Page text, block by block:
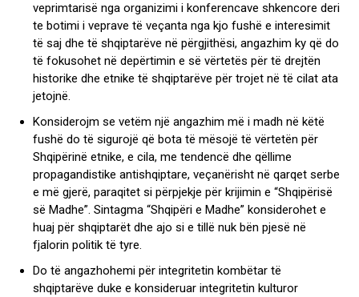
veprimtarisë nga organizimi i konferencave shkencore deri
te botimi i veprave të veçanta nga kjo fushë e interesimit
të saj dhe të shqiptarëve në përgjithësi, angazhim ky që do
të fokusohet në depërtimin e së vërtetës për të drejtën
historike dhe etnike të shqiptarëve për trojet në të cilat ata
jetojnë.
Konsiderojm se vetëm një angazhim më i madh në këtë
fushë do të sigurojë që bota të mësojë të vërtetën për
Shqipërinë etnike, e cila, me tendencë dhe qëllime
propagandistike antishqiptare, veçanërisht në qarqet serbe
e më gjerë, paraqitet si përpjekje për krijimin e “Shqipërisë
së Madhe”. Sintagma “Shqipëri e Madhe” konsiderohet e
huaj për shqiptarët dhe ajo si e tillë nuk bën pjesë në
fjalorin politik të tyre.
Do të angazhohemi për integritetin kombëtar të
shqiptarëve duke e konsideruar integritetin kulturor